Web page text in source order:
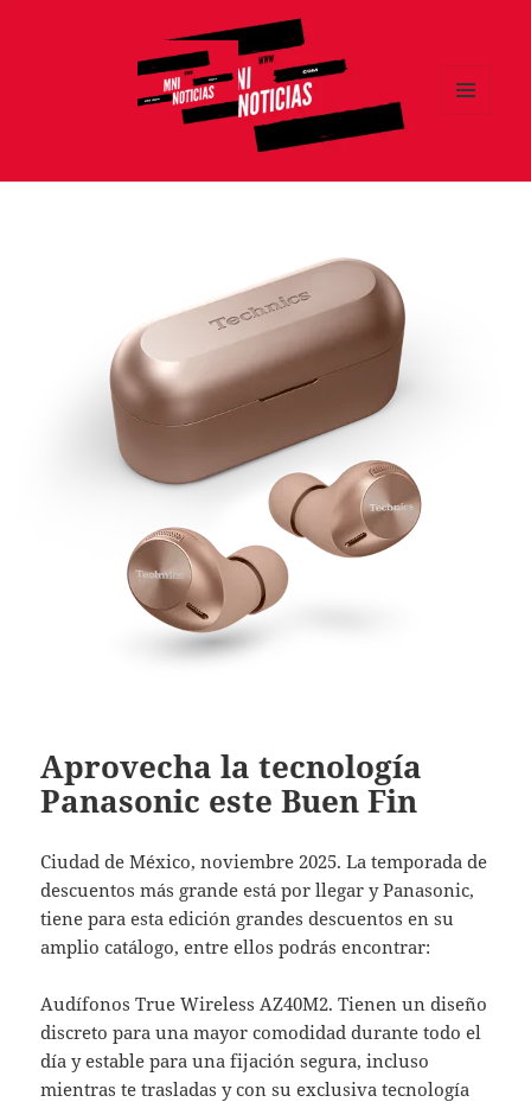
Aprovecha la tecnología
Panasonic este Buen Fin
Ciudad de México, noviembre 2025. La temporada de
descuentos más grande está por llegar y Panasonic,
tiene para esta edición grandes descuentos en su
amplio catálogo, entre ellos podrás encontrar:
Audífonos True Wireless AZ40M2. Tienen un diseño
discreto para una mayor comodidad durante todo el
día y estable para una fijación segura, incluso
mientras te trasladas y con su exclusiva tecnología